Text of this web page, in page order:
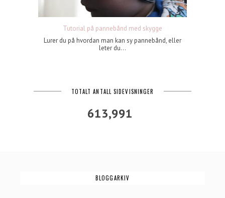
Tutorial på pannebånd med skygge
Lurer du på hvordan man kan sy pannebånd, eller
leter du...
TOTALT ANTALL SIDEVISNINGER
613,991
BLOGGARKIV